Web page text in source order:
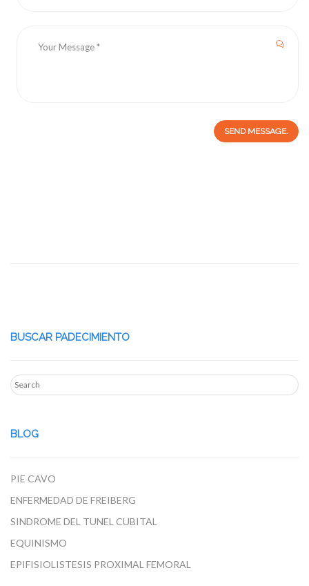
SEND MESSAGE.
BUSCAR PADECIMIENTO
BLOG
PIE CAVO
ENFERMEDAD DE FREIBERG
SINDROME DEL TUNEL CUBITAL
EQUINISMO
EPIFISIOLISTESIS PROXIMAL FEMORAL